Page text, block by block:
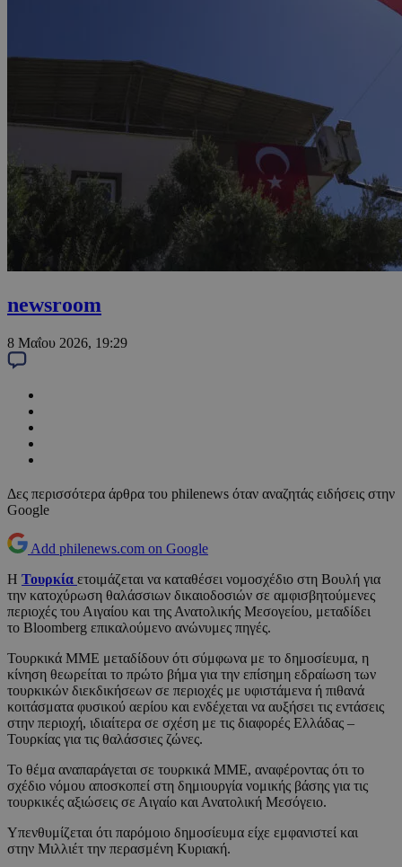
newsroom
8 Μαΐου 2026, 19:29
Δες περισσότερα άρθρα του philenews όταν αναζητάς ειδήσεις στην
Google
Add philenews.com on Google
H Τουρκία ετοιμάζεται να καταθέσει νομοσχέδιο στη Βουλή για
την κατοχύρωση θαλάσσιων δικαιοδοσιών σε αμφισβητούμενες
περιοχές του Αιγαίου και της Ανατολικής Μεσογείου, μεταδίδει
το Bloomberg επικαλούμενο ανώνυμες πηγές.
Τουρκικά ΜΜΕ μεταδίδουν ότι σύμφωνα με το δημοσίευμα, η
κίνηση θεωρείται το πρώτο βήμα για την επίσημη εδραίωση των
τουρκικών διεκδικήσεων σε περιοχές με υφιστάμενα ή πιθανά
κοιτάσματα φυσικού αερίου και ενδέχεται να αυξήσει τις εντάσεις
στην περιοχή, ιδιαίτερα σε σχέση με τις διαφορές Ελλάδας –
Τουρκίας για τις θαλάσσιες ζώνες.
Το θέμα αναπαράγεται σε τουρκικά ΜΜΕ, αναφέροντας ότι το
σχέδιο νόμου αποσκοπεί στη δημιουργία νομικής βάσης για τις
τουρκικές αξιώσεις σε Αιγαίο και Ανατολική Μεσόγειο.
Υπενθυμίζεται ότι παρόμοιο δημοσίευμα είχε εμφανιστεί και
στην Μιλλιέτ την περασμένη Κυριακή.